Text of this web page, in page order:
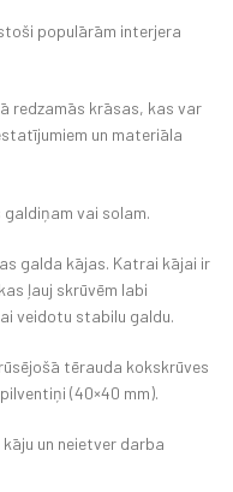
populārām interjera
redzamās krāsas, kas var
un materiāla
vai solam.
galda kājas. Katrai kājai ir
ļauj skrūvēm labi
veidotu stabilu galdu.
tērauda kokskrūves
(40×40 mm).
un neietver darba